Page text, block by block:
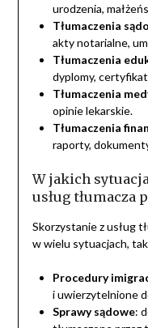
urodzenia,
Tłumaczenia
akty notarialne,
Tłumaczenia
dyplomy,
Tłumaczenia
opinie lekarskie.
Tłumaczenia
raporty,
W jakich
usług tłumacza
Skorzystanie z usług
w wielu sytuacjach,
Procedury
i uwierzytelnione
Sprawy sądowe: